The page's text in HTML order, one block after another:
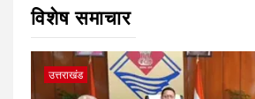
विशेष समाचार
उत्तराखंड